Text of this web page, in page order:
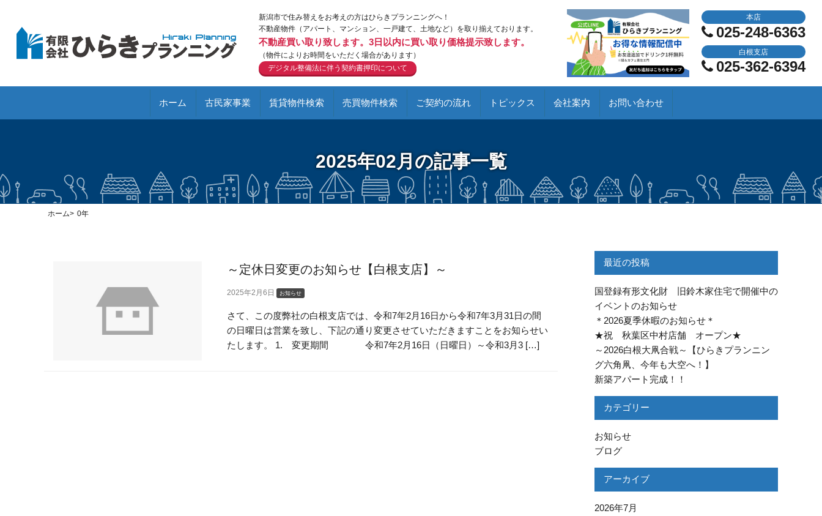
新潟市で住み替えをお考えの方はひらきプランニングへ！
不動産物件（アパート、マンション、一戸建て、土地など）を取り揃えております。
不動産買い取り致します。3日以内に買い取り価格提示致します。
（物件によりお時間をいただく場合があります）
デジタル整備法に伴う契約書押印について
本店
025-248-6363
白根支店
025-362-6394
ホーム 古民家事業 賃貸物件検索 売買物件検索 ご契約の流れ トピックス 会社案内 お問い合わせ
2025年02月の記事一覧
ホーム 0年
～定休日変更のお知らせ【白根支店】～
2025年2月6日 お知らせ
さて、この度弊社の白根支店では、令和7年2月16日から令和7年3月31日の間
の日曜日は営業を致し、下記の通り変更させていただきますことをお知らせい
たします。 1. 変更期間 令和7年2月16日（日曜日）～令和3月3 […]
最近の投稿
国登録有形文化財 旧鈴木家住宅で開催中の
イベントのお知らせ
＊2026夏季休暇のお知らせ＊
★祝 秋葉区中村店舗 オープン★
～2026白根大凧合戦～【ひらきプランニン
グ六角凧、今年も大空へ！】
新築アパート完成！！
カテゴリー
お知らせ
ブログ
アーカイブ
2026年7月